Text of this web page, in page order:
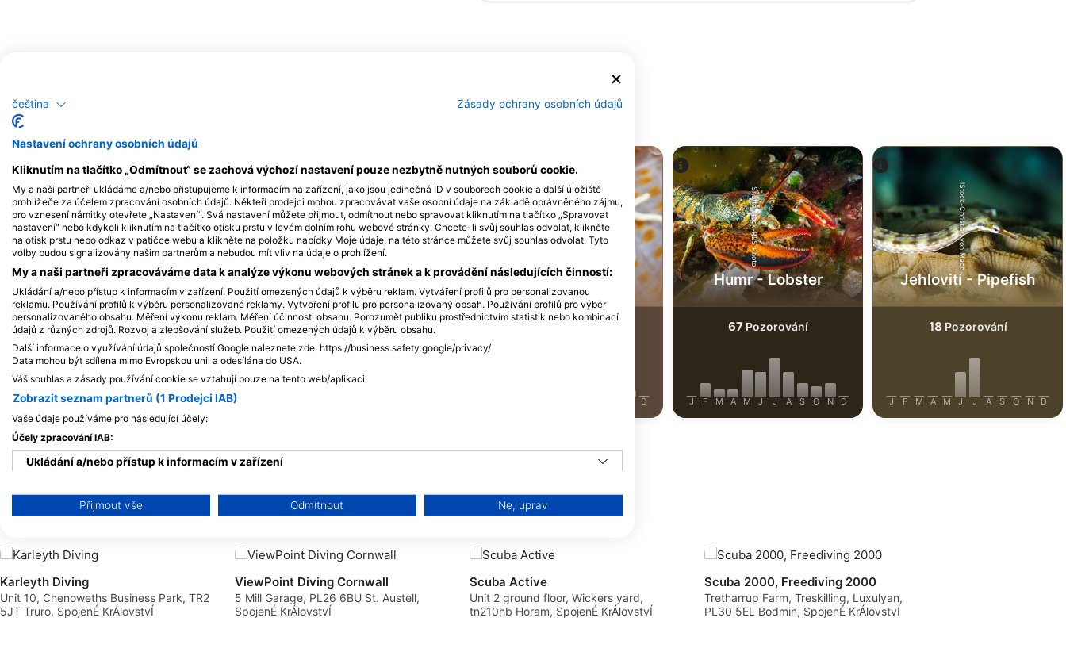
Záznamy o pozorování volně žijících živočichů jsou založeny na obsahu generovaném uživateli
iStock/ultramarinfoto
Pyskounovití - Wrasse
122Pozorování
J F M A M J J A S O N
Alamy/Reinhard Dirscherl
Chobotnice - Octopus
25Pozorování
iStock-Michael Zeigler
Krab - Crab
D
Shutterstock-RLS Photo
Humr - Lobster
67Pozorování
J F M A M J J A S O N D
iStock-Christian von Mach
Jehlovití - Pipefish
18 Pozorování
J F M A M J J A S O N D
Potápěčská centra obsluhující tuto potápěčskou lokalitu
Karleyth Diving
Unit 10, Chenoweths Business Park, TR2
5JT Truro, SpojenÉ KrÁlovstvÍ
ViewPoint Diving Cornwall
5 Mill Garage, PL26 6BU St. Austell,
SpojenÉ KrÁlovstvÍ
Scuba Active
Unit 2 ground floor, Wickers yard,
tn210hb Horam, SpojenÉ KrÁlovstvÍ
Scuba 2000, Freediving 2000
Tretharrup Farm, Treskilling, Luxulyan,
PL30 5EL Bodmin, SpojenÉ KrÁlovstvÍ
čeština Zásady ochrany osobních údajů
Nastavení ochrany osobních údajů
Kliknutím na tlačítko „Odmítnout“ se zachová výchozí nastavení pouze nezbytně nutných souborů cookie.
My a naši partneři ukládáme a/nebo přistupujeme k informacím na zařízení, jako jsou jedinečná ID v souborech cookie a další úložiště
prohlížeče za účelem zpracování osobních údajů. Někteří prodejci mohou zpracovávat vaše osobní údaje na základě oprávněného zájmu,
pro vznesení námitky otevřete „Nastavení“. Svá nastavení můžete přijmout, odmítnout nebo spravovat kliknutím na tlačítko „Spravovat
nastavení“ nebo kdykoli kliknutím na tlačítko otisku prstu v levém dolním rohu webové stránky. Chcete-li svůj souhlas odvolat, klikněte
na otisk prstu nebo odkaz v patičce webu a klikněte na položku nabídky Moje údaje, na této stránce můžete svůj souhlas odvolat. Tyto
volby budou signalizovány našim partnerům a nebudou mít vliv na údaje o prohlížení.
My a naši partneři zpracováváme data k analýze výkonu webových stránek a k provádění následujících činností:
Ukládání a/nebo přístup k informacím v zařízení. Použití omezených údajů k výběru reklam. Vytváření profilů pro personalizovanou
reklamu. Používání profilů k výběru personalizované reklamy. Vytvoření profilu pro personalizovaný obsah. Používání profilů pro výběr
personalizovaného obsahu. Měření výkonu reklam. Měření účinnosti obsahu. Porozumět publiku prostřednictvím statistik nebo kombinací
údajů z různých zdrojů. Rozvoj a zlepšování služeb. Použití omezených údajů k výběru obsahu.
Další informace o využívání údajů společností Google naleznete zde: https://business.safety.google/privacy/
Data mohou být sdílena mimo Evropskou unii a odesílána do USA.
Váš souhlas a zásady používání cookie se vztahují pouze na tento web/aplikaci.
Zobrazit seznam partnerů (1 Prodejci IAB)
Vaše údaje používáme pro následující účely:
Účely zpracování IAB:
Ukládání a/nebo přístup k informacím v zařízení
Použití omezených údajů k výběru reklam
Používání profilů k výběru personalizované reklamy
Vytváření profilů pro personalizovaný obsah
Přijmout vše Odmítnout Ne, uprav